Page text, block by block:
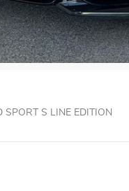
SPORT S LINE EDITION